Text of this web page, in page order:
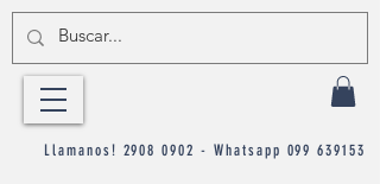
Llamanos! 2908 0902 - Whatsapp 099 639153